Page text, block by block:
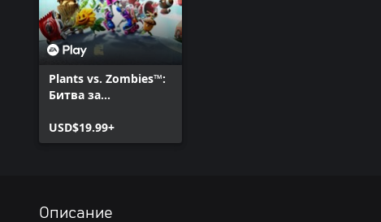
Plants vs. Zombies™:
Битва за
USD$19.99+
Описание